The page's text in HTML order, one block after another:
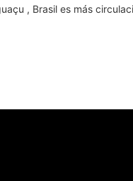
, Brasil es más